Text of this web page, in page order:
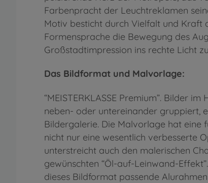
Farbenpracht der Leuchtreklamen
Motiv besticht durch Vielfalt und Kraft
Formensprache die Bewegung des
Großstadtimpression ins rechte Licht
Das Bildformat und Malvorlage:
“MEISTERKLASSE Premium”. Bilder
neben- oder untereinander gruppiert,
Bildergalerie. Die Malvorlage hat eine
nicht nur eine wesentlich verbesserte
unterstreicht auch den malerischen
gewünschten “Öl-auf-Leinwand-
dieses Bildformat passende